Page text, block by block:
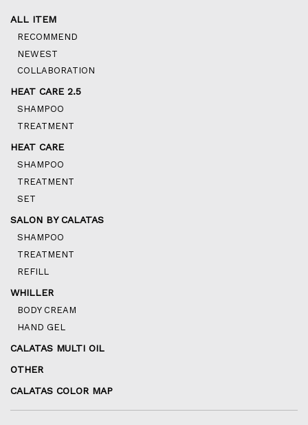
ALL ITEM
RECOMMEND
NEWEST
COLLABORATION
HEAT CARE 2.5
SHAMPOO
TREATMENT
HEAT CARE
SHAMPOO
TREATMENT
SET
SALON BY CALATAS
SHAMPOO
TREATMENT
REFILL
WHILLER
BODY CREAM
HAND GEL
CALATAS MULTI OIL
OTHER
CALATAS COLOR MAP